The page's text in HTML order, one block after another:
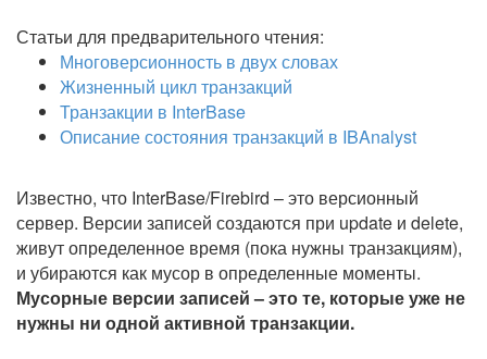
Статьи для предварительного чтения:
Многоверсионность в двух словах
Жизненный цикл транзакций
Транзакции в InterBase
Описание состояния транзакций в IBAnalyst
Известно, что InterBase/Firebird – это версионный
сервер. Версии записей создаются при update и delete,
живут определенное время (пока нужны транзакциям),
и убираются как мусор в определенные моменты.
Мусорные версии записей – это те, которые уже не
нужны ни одной активной транзакции.